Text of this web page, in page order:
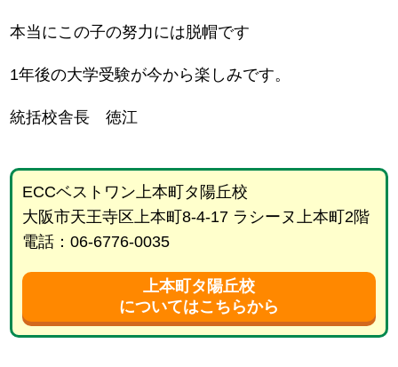
本当にこの子の努力には脱帽です
1年後の大学受験が今から楽しみです。
統括校舎長 徳江
ECCベストワン上本町タ陽丘校
大阪市天王寺区上本町8-4-17 ラシーヌ上本町2階
電話：06-6776-0035
上本町タ陽丘校
についてはこちらから